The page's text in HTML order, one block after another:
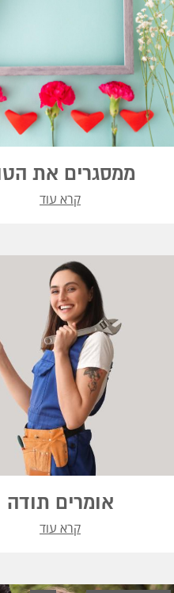
ממסגרים את
קרא עוד
אומרים תודה
קרא עוד